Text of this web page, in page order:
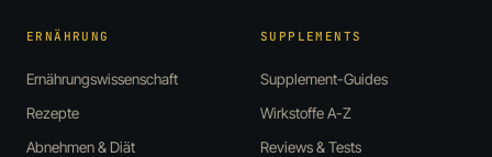
ERNÄHRUNG
Ernährungswissenschaft
Rezepte
Abnehmen & Diät
SUPPLEMENTS
Supplement-Guides
Wirkstoffe A-Z
Reviews & Tests